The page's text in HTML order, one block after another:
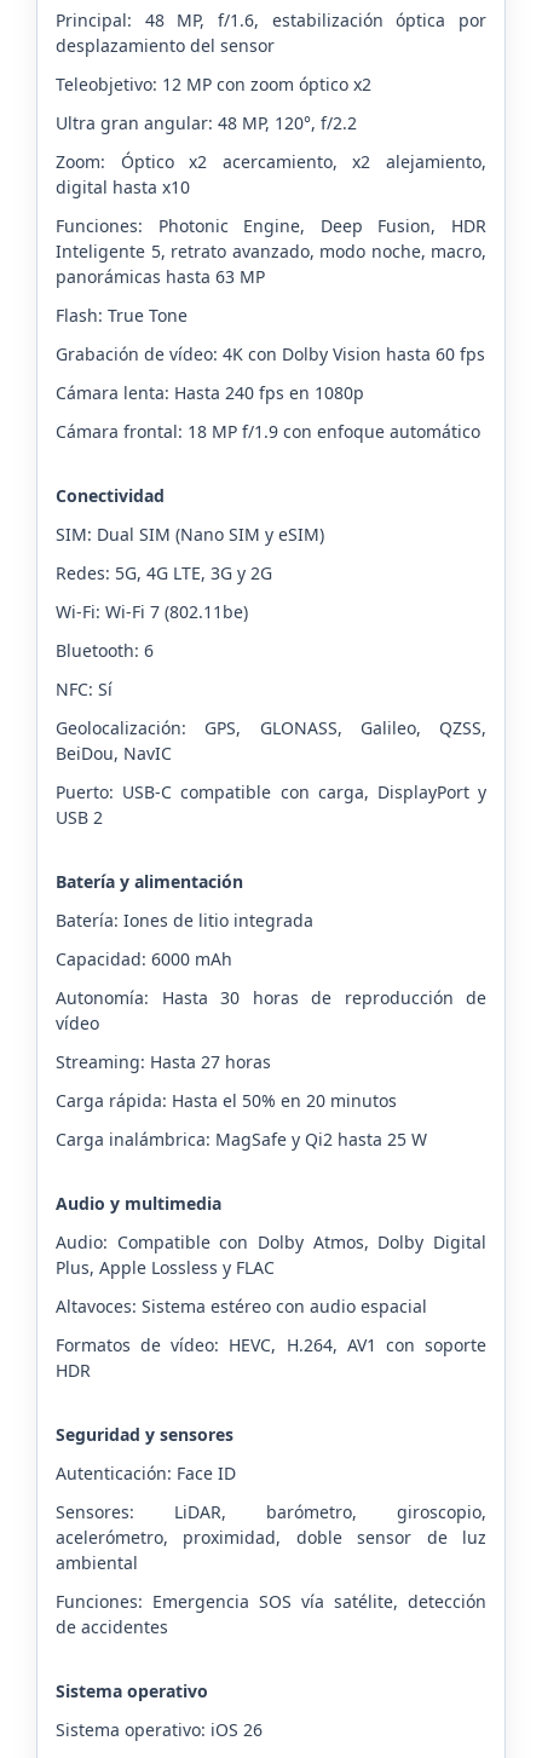
Principal: 48 MP, f/1.6, estabilización óptica por
desplazamiento del sensor
Teleobjetivo: 12 MP con zoom óptico x2
Ultra gran angular: 48 MP, 120°, f/2.2
Zoom: Óptico x2 acercamiento, x2 alejamiento,
digital hasta x10
Funciones: Photonic Engine, Deep Fusion, HDR
Inteligente 5, retrato avanzado, modo noche, macro,
panorámicas hasta 63 MP
Flash: True Tone
Grabación de vídeo: 4K con Dolby Vision hasta 60 fps
Cámara lenta: Hasta 240 fps en 1080p
Cámara frontal: 18 MP f/1.9 con enfoque automático
Conectividad
SIM: Dual SIM (Nano SIM y eSIM)
Redes: 5G, 4G LTE, 3G y 2G
Wi-Fi: Wi-Fi 7 (802.11be)
Bluetooth: 6
NFC: Sí
Geolocalización: GPS, GLONASS, Galileo, QZSS,
BeiDou, NavIC
Puerto: USB-C compatible con carga, DisplayPort y
USB 2
Batería y alimentación
Batería: Iones de litio integrada
Capacidad: 6000 mAh
Autonomía: Hasta 30 horas de reproducción de
vídeo
Streaming: Hasta 27 horas
Carga rápida: Hasta el 50% en 20 minutos
Carga inalámbrica: MagSafe y Qi2 hasta 25 W
Audio y multimedia
Audio: Compatible con Dolby Atmos, Dolby Digital
Plus, Apple Lossless y FLAC
Altavoces: Sistema estéreo con audio espacial
Formatos de vídeo: HEVC, H.264, AV1 con soporte
HDR
Seguridad y sensores
Autenticación: Face ID
Sensores: LiDAR, barómetro, giroscopio,
acelerómetro, proximidad, doble sensor de luz
ambiental
Funciones: Emergencia SOS vía satélite, detección
de accidentes
Sistema operativo
Sistema operativo: iOS 26